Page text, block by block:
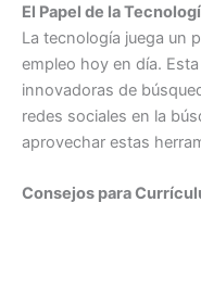
El Papel de la
La tecnología juega un
empleo hoy en día.
innovadoras de
redes sociales en la
aprovechar estas
Consejos para